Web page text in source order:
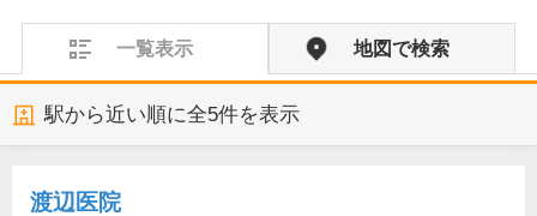
一覧表示 地図で検索
駅から近い順に全5件を表示
渡辺医院